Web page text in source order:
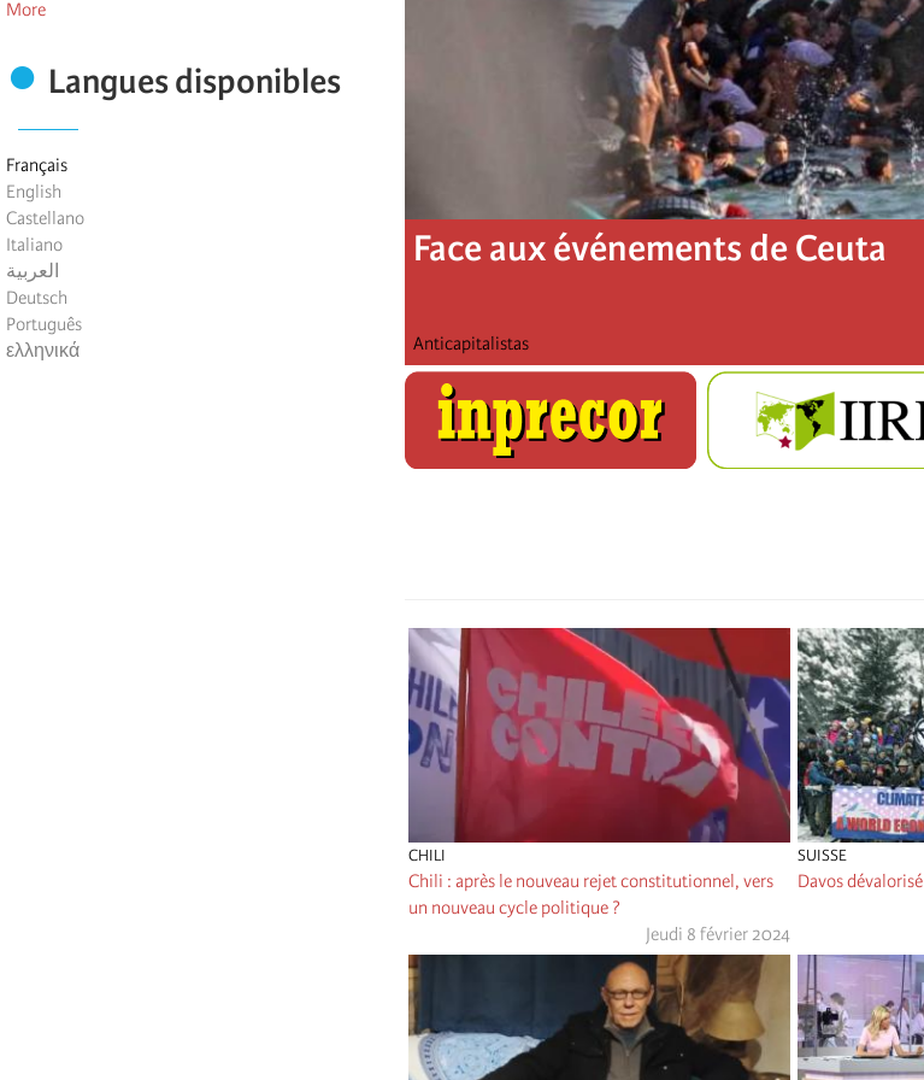
More
Langues disponibles
Français
English
Castellano
Italiano
العربية
Deutsch
Português
ελληνικά
Face aux événements de Ceuta
Anticapitalistas
CHILI
Chili : après le nouveau rejet constitutionnel, vers
un nouveau cycle politique ?
Jeudi 8 février 2024
SUISSE
Davos dévalorisé